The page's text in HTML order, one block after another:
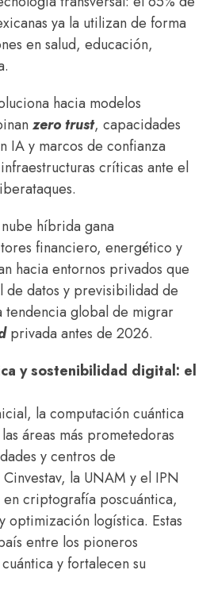
ya la utilizan de forma
en salud, educación,
hacia modelos
zero trust, capacidades
IA y marcos de confianza
críticas ante el
híbrida gana
financiero, energético y
hacia entornos privados que
de datos y previsibilidad de
tendencia global de migrar
privada antes de 2026.
y sostenibilidad digital: el
la computación cuántica
áreas más prometedoras
y centros de
la UNAM y el IPN
criptografía poscuántica,
optimización logística. Estas
entre los pioneros
y fortalecen su